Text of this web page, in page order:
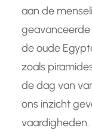
aan de
de oude
zoals
de dag van
ons inzicht